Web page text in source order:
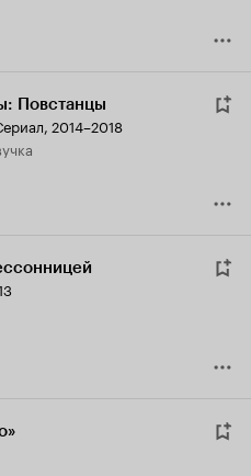
Повстанцы
2014–2018